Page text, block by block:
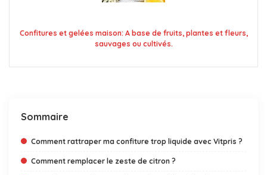
Confitures et gelées maison: A base de fruits, plantes et fleurs,
sauvages ou cultivés.
Sommaire
Comment rattraper ma confiture trop liquide avec Vitpris ?
Comment remplacer le zeste de citron ?